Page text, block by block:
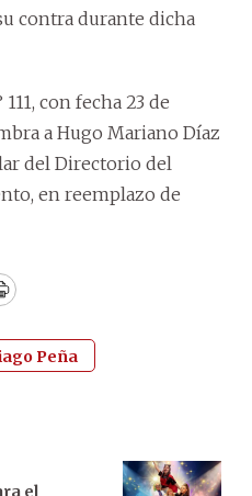
contra durante dicha
con fecha 23 de
a Hugo Mariano Díaz
del Directorio del
en reemplazo de
Peña
el